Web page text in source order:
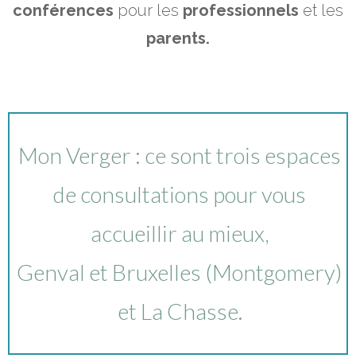
conférences pour les professionnels et les
parents.
Mon Verger : ce sont trois espaces
de consultations pour vous
accueillir au mieux,
Genval et Bruxelles (Montgomery)
et La Chasse.